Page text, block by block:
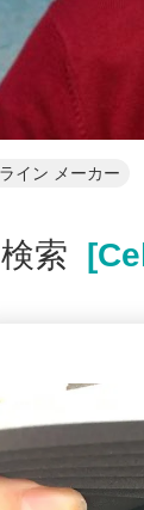
イン メーカー
索